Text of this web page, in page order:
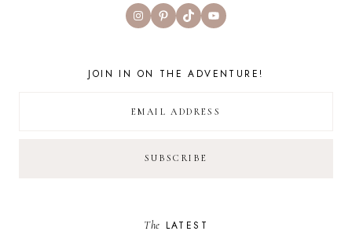
InstagramPinterest
TikTokYouTube
JOIN IN ON THE ADVENTURE!
The LATEST